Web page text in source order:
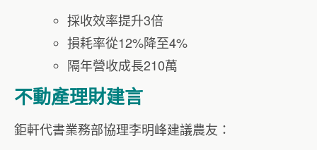
採收效率提升3倍
損耗率從12%降至4%
隔年營收成長210萬
不動產理財建言
鉅軒代書業務部協理李明峰建議農友：